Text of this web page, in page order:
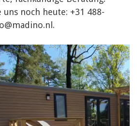
noch heute: +31 488-
.